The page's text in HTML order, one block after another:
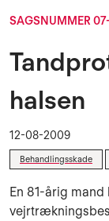
SAGSNUMMER
halsen
12-08-2009
Behandlingsskade
En 81-årig